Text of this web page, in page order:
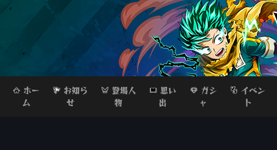
ホー
ム
お知ら
せ
登場人
物
思い
出
ガシ
ャ
イベン
ト